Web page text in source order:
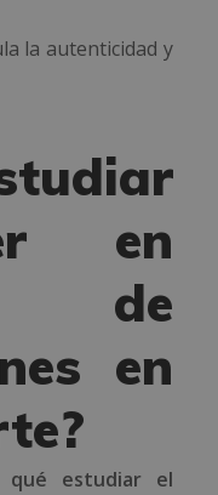
la autenticidad y
en
de
en
qué estudiar el